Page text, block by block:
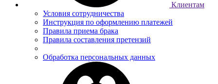
Клиентам
Условия сотрудничества
Инструкция по оформлению платежей
Правила приема брака
Правила составления претензий
Обработка персональных данных